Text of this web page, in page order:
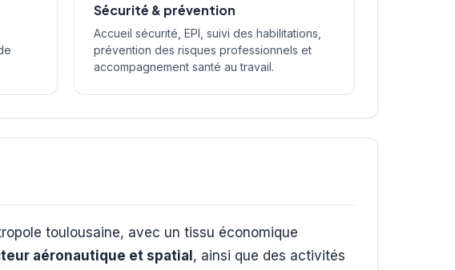
Sécurité & prévention
Accueil sécurité, EPI, suivi des habilitations,
prévention des risques professionnels et
accompagnement santé au travail.
toulousaine, avec un tissu économique
aéronautique et spatial , ainsi que des activités